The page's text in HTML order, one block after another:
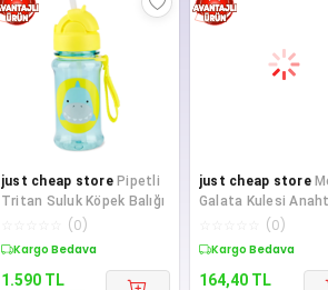
just cheap store Pipetli
Tritan Suluk Köpek Balığı
(0)
Sepette %18 İndirim
1.590 TL
just cheap store
Galata Kulesi
(I Love Galata Kulesi)
(0)
Sepette %11 İndirim
164,40 TL